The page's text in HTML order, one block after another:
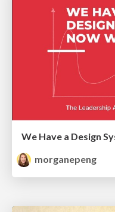
We Have a Design
morganepeng